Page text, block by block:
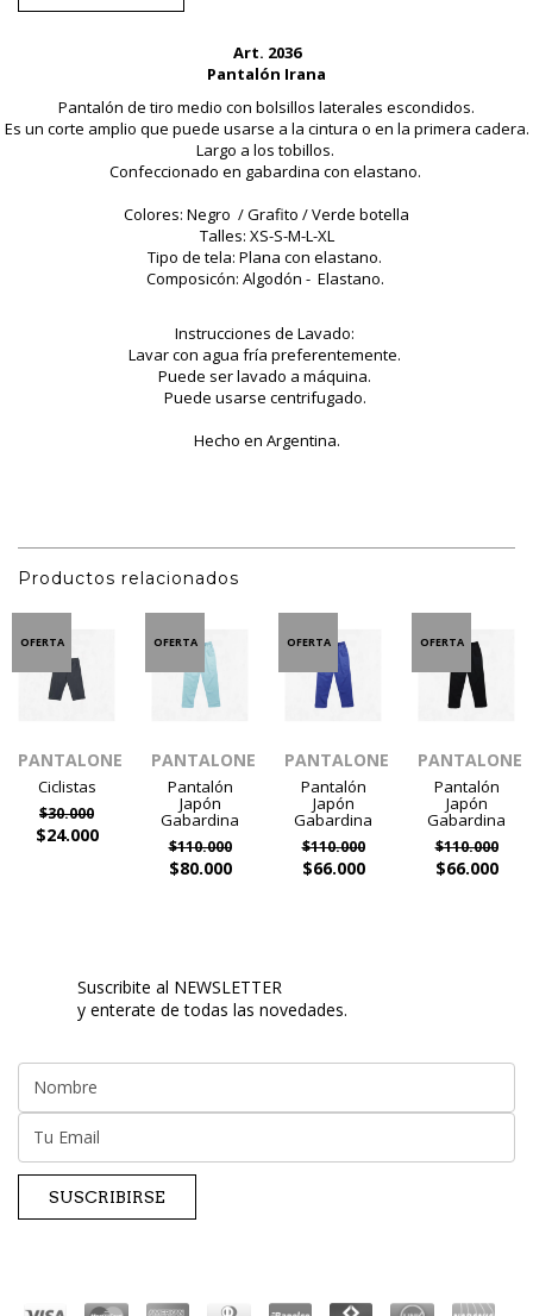
Art. 2036
Pantalón Irana
Pantalón de tiro medio con bolsillos laterales escondidos.
Es un corte amplio que puede usarse a la cintura o en la primera cadera.
Largo a los tobillos.
Confeccionado en gabardina con elastano.
Colores: Negro / Grafito / Verde botella
Talles: XS-S-M-L-XL
Tipo de tela: Plana con elastano.
Composicón: Algodón - Elastano.
Instrucciones de Lavado:
Lavar con agua fría preferentemente.
Puede ser lavado a máquina.
Puede usarse centrifugado.
Hecho en Argentina.
Productos relacionados
OFERTA
PANTALONES
Ciclistas
$30.000
$24.000
OFERTA
PANTALONES
Pantalón
Japón
Gabardina
$110.000
$80.000
OFERTA
PANTALONES
Pantalón
Japón
Gabardina
$110.000
$66.000
OFERTA
PANTALONES
Pantalón
Japón
Gabardina
$110.000
$66.000
Suscribite al NEWSLETTER
y enterate de todas las novedades.
SUSCRIBIRSE